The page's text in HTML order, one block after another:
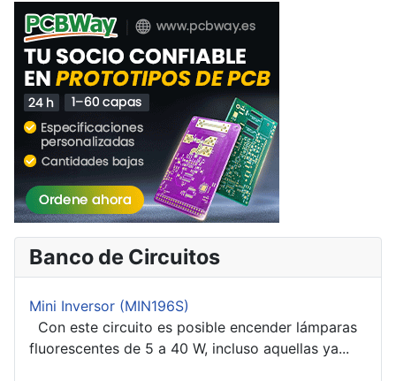
Banco de Circuitos
Mini Inversor (MIN196S)
Con este circuito es posible encender lámparas
fluorescentes de 5 a 40 W, incluso aquellas ya...